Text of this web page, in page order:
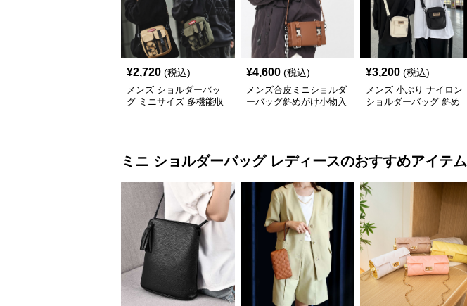
¥2,720 (税込)
メンズ ショルダーバッ
グ ミニサイズ 多機能収
¥4,600 (税込)
メンズ合皮ミニショルダ
ーバッグ斜めがけ小物入
¥3,200 (税込)
メンズ 小ぶり ナイロン
ショルダーバッグ 斜め
ミニ ショルダーバッグ レディースのおすすめアイテム